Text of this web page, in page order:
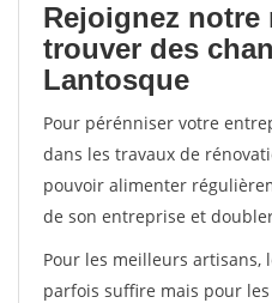
Rejoignez notre
trouver des
Lantosque
Pour pérénniser votre
dans les travaux de
pouvoir alimenter
de son entreprise et
Pour les meilleurs artisans,
parfois suffire mais pour